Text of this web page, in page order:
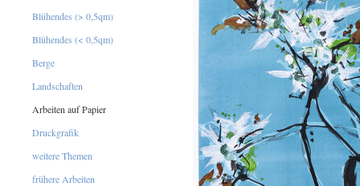
Blühendes (> 0,5qm)
Blühendes (< 0,5qm)
Berge
Landschaften
Arbeiten auf Papier
Druckgrafik
weitere Themen
frühere Arbeiten